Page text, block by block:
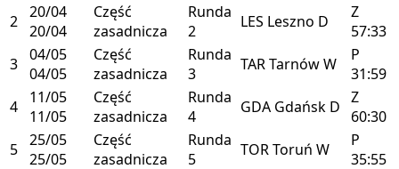
2 20/04
20/04
Część
zasadnicza
Runda
2
LES Leszno D
Z
57:33
3 04/05
04/05
Część
zasadnicza
Runda
3
TARTarnówW
P
31:59
4
11/05
11/05
Część
zasadnicza
Runda
4
GDA Gdańsk D Z
60:30
5 25/05
25/05
Część
zasadnicza
Runda
5
TORToruń W
P
35:55